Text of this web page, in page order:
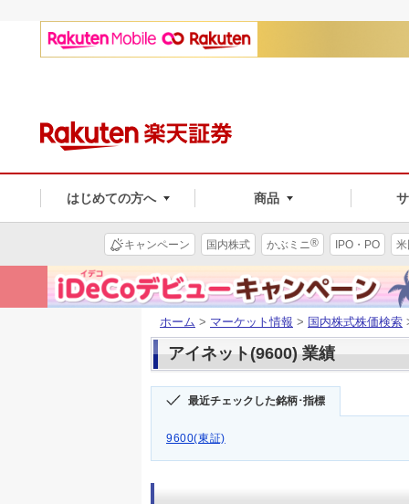
はじめての方へ 商品
キャンペーン 国内株式 かぶミニ® IPO・PO
ホーム > マーケット情報 > 国内株式株価検索
アイネット(9600) 業績
最近チェックした銘柄･指標
9600(東証)